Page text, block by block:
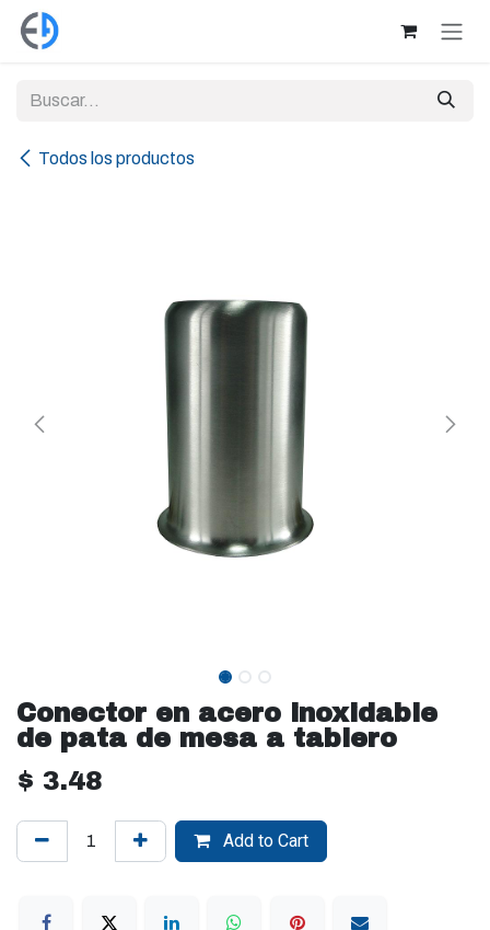
Ir al contenido
Todos los productos
Conector en acero inoxidable
de pata de mesa a tablero
$ 3.48
Add to Cart